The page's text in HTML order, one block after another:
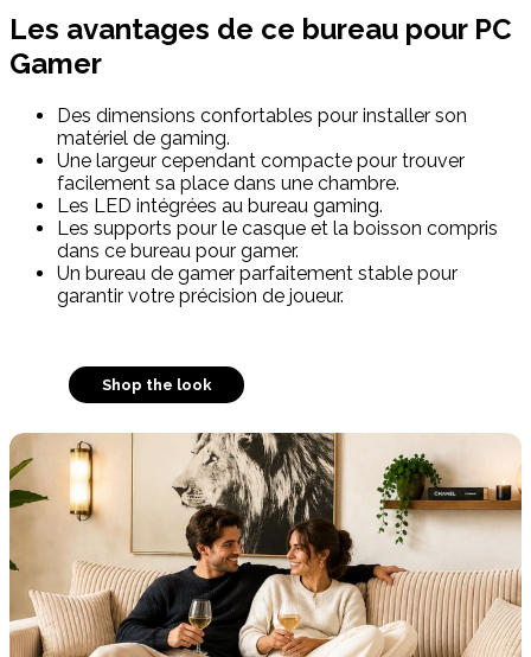
Les avantages de ce bureau pour PC
Gamer
Des dimensions confortables pour installer son
matériel de gaming.
Une largeur cependant compacte pour trouver
facilement sa place dans une chambre.
Les LED intégrées au bureau gaming.
Les supports pour le casque et la boisson compris
dans ce bureau pour gamer.
Un bureau de gamer parfaitement stable pour
garantir votre précision de joueur.
Shop the look